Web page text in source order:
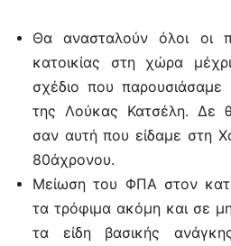
Θα ανασταλούν όλοι οι
κατοικίας στη χώρα
σχέδιο που
της Λούκας Κατσέλη. Δε
σαν αυτή που είδαμε στη
80άχρονου.
Μείωση του ΦΠΑ στον
τα τρόφιμα ακόμη και σε
τα είδη βασικής